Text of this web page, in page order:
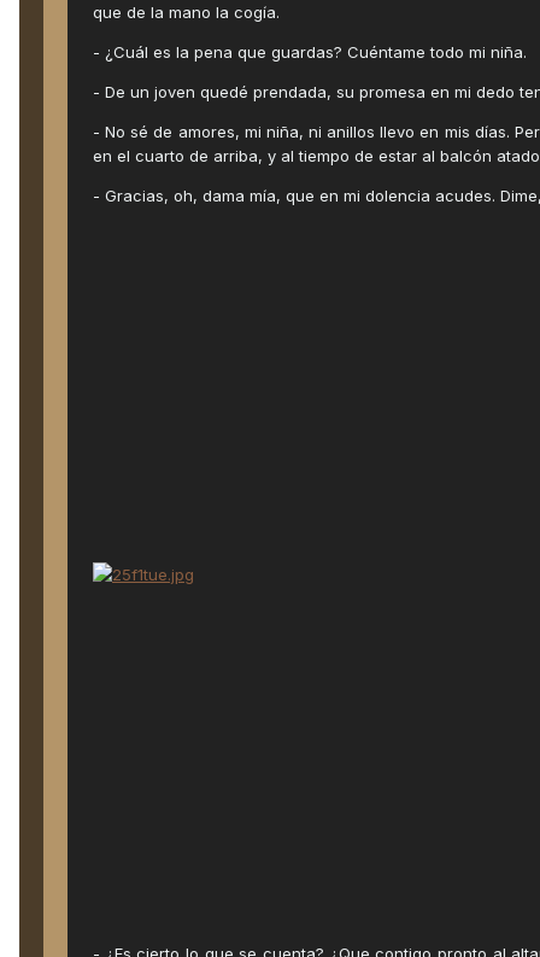
que de la mano la cogía.
- ¿Cuál es la pena que guardas? Cuéntame todo mi niña.
- De un joven quedé prendada, su promesa en mi dedo
- No sé de amores, mi niña, ni anillos llevo en mis días.
en el cuarto de arriba, y al tiempo de estar al balcón
- Gracias, oh, dama mía, que en mi dolencia acudes.